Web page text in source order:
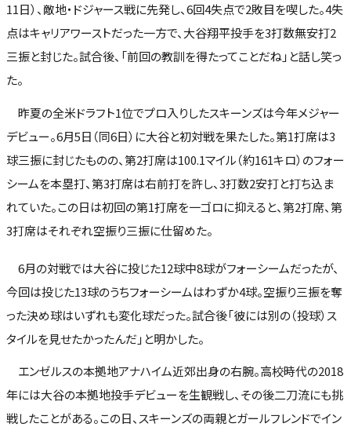
11日）、敵地・ドジャース戦に先発し、6回4失点で2敗目を喫した。4失
点はキャリアワーストだった一方で、大谷翔平投手を3打数無安打2
三振と封じた。試合後、「前回の教訓を得たってことだね」と話し笑っ
た。
昨夏の全米ドラフト1位でプロ入りしたスキーンズは今年メジャー
デビュー。6月5日（同6日）に大谷と初対戦を果たした。第1打席は3
球三振に封じたものの、第2打席は100.1マイル（約161キロ）のフォー
シームを本塁打、第3打席は右前打を許し、3打数2安打と打ち込ま
れていた。この日は初回の第1打席を一ゴロに抑えると、第2打席、第
3打席はそれぞれ空振り三振に仕留めた。
6月の対戦では大谷に投じた12球中8球がフォーシームだったが、
今回は投じた13球のうちフォーシームはわずか4球。空振り三振を奪
った決め球はいずれも変化球だった。試合後「彼には別の（投球）ス
タイルを見せたかったんだ」と明かした。
エンゼルスの本拠地アナハイム近郊出身の右腕。高校時代の2018
年には大谷の本拠地投手デビューを生観戦し、その後二刀流にも挑
戦したことがある。この日、スキーンズの両親とガールフレンドでイン